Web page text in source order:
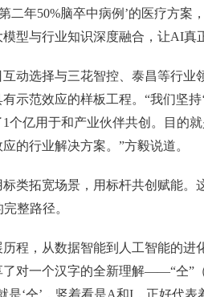
二年50%脑卒中病例’的医疗方案
型与行业知识深度融合，让AI真
动选择与三花智控、泰昌等行业
示范效应的样板工程。“我们坚
个亿用于和产业伙伴共创。目的
的行业解决方案。”方毅说道。
类拓宽场景，用标杆共创赋能。
整路径。
程，从数据智能到人工智能的进
对一个汉字的全新理解——“仝”
是‘仝’，竖着看是A和I，正好代